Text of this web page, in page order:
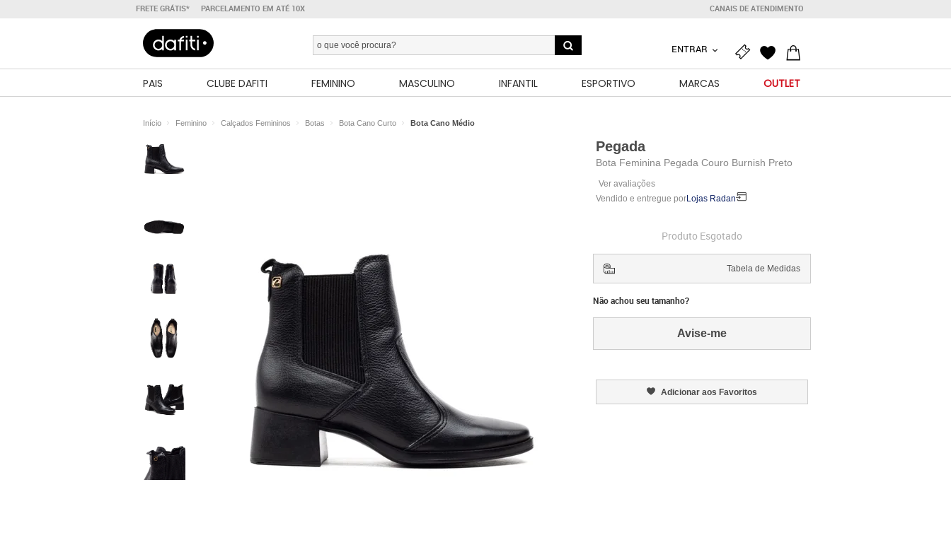
FRETE GRÁTIS* PARCELAMENTO EM ATÉ 10X CANAIS DE ATENDIMENTO
ENTRAR
PAIS CLUBE DAFITI FEMININO MASCULINO INFANTIL ESPORTIVO MARCAS OUTLET
Início Feminino Calçados Femininos Botas Bota Cano Curto Bota Cano Médio
Pegada
Bota Feminina Pegada Couro Burnish Preto
Ver avaliações
Vendido e entregue porLojas Radan
Produto Esgotado
Tabela de Medidas
Não achou seu tamanho?
Avise-me
Adicionar aos Favoritos